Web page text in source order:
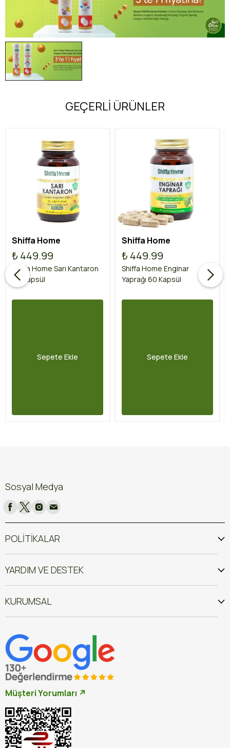
GEÇERLİ ÜRÜNLER
Shiffa Home
₺ 449.99
Shiffa Home Sarı Kantaron
60 Kapsül
Sepete Ekle
Shiffa Home
₺ 449.99
Shiffa Home Enginar
Yaprağı 60 Kapsül
Sepete Ekle
Sosyal Medya
POLİTİKALAR
YARDIM VE DESTEK
KURUMSAL
Müşteri Yorumları ↗